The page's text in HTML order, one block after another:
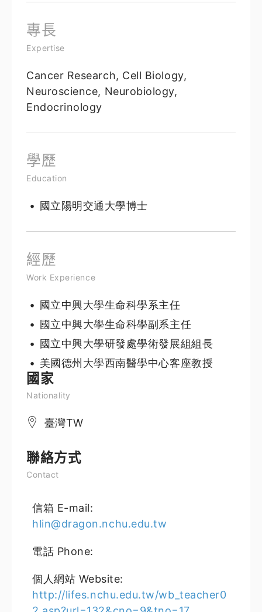
專長
Expertise
Cancer Research, Cell Biology,
Neuroscience, Neurobiology,
Endocrinology
學歷
Education
國立陽明交通大學博士
經歷
Work Experience
國立中興大學生命科學系主任
國立中興大學生命科學副系主任
國立中興大學研發處學術發展組組長
美國德州大學西南醫學中心客座教授
國家
Nationality
臺灣TW
聯絡方式
Contact
信箱 E-mail:
hlin@dragon.nchu.edu.tw
電話 Phone:
個人網站 Website:
http://lifes.nchu.edu.tw/wb_teacher0